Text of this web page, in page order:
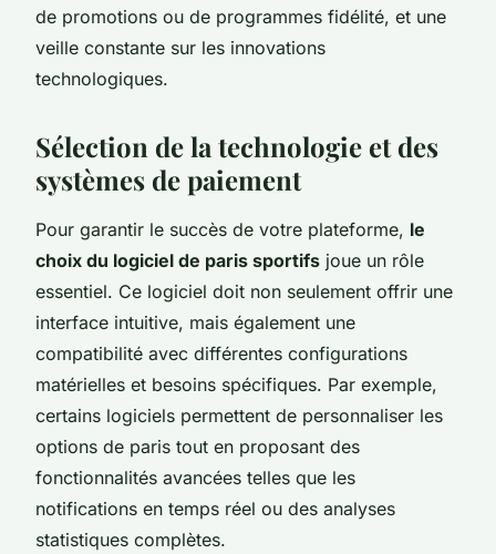
de promotions ou de programmes fidélité, et une
veille constante sur les innovations
technologiques.
Sélection de la technologie et des
systèmes de paiement
Pour garantir le succès de votre plateforme, le
choix du logiciel de paris sportifs joue un rôle
essentiel. Ce logiciel doit non seulement offrir une
interface intuitive, mais également une
compatibilité avec différentes configurations
matérielles et besoins spécifiques. Par exemple,
certains logiciels permettent de personnaliser les
options de paris tout en proposant des
fonctionnalités avancées telles que les
notifications en temps réel ou des analyses
statistiques complètes.